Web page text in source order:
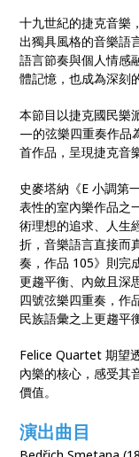
十九世紀的捷克音樂
出獨具風格的音樂語
語言節奏與個人情感
體記憶，也成為深刻
本節目以捷克國民樂
—的弦樂四重奏作品
首作品，呈現捷克音
史麥塔納《E 小調第
表性的室內樂作品之
術理想的追求、人生
折，音樂語言直接而
奏，作品 105》則完
更趨平衡、內斂且深
四號弦樂四重奏，作
民族語彙之上更趨平
Felice Quartet 期望
內樂的核心，感受其
價值。
演出曲目